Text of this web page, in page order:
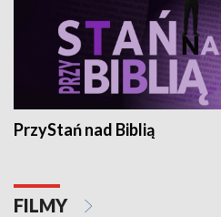
PrzyStań nad Biblią
FILMY